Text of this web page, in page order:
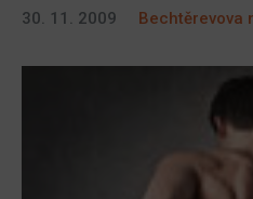
30. 11. 2009 Bechtěrevova